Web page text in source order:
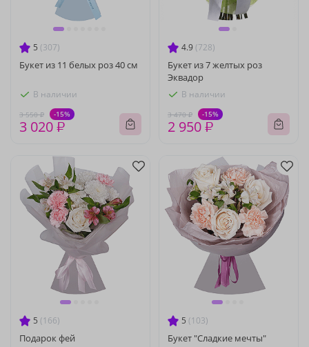
5 (307)
Букет из 11 белых роз 40 см
В наличии
3 550 ₽ -15%
3 020 ₽
4.9 (728)
Букет из 7 желтых роз
Эквадор
В наличии
3 470 ₽ -15%
2 950 ₽
5 (166)
Подарок фей
5 (103)
Букет "Сладкие мечты"